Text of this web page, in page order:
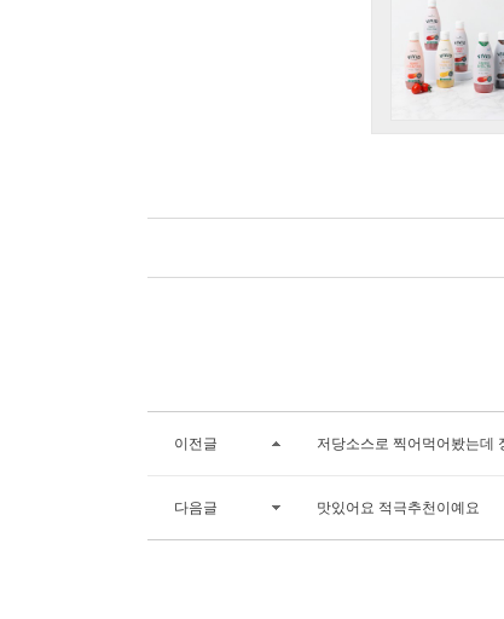
이전글 저당소스로 찍어먹어봤는데
다음글 맛있어요 적극추천이예요